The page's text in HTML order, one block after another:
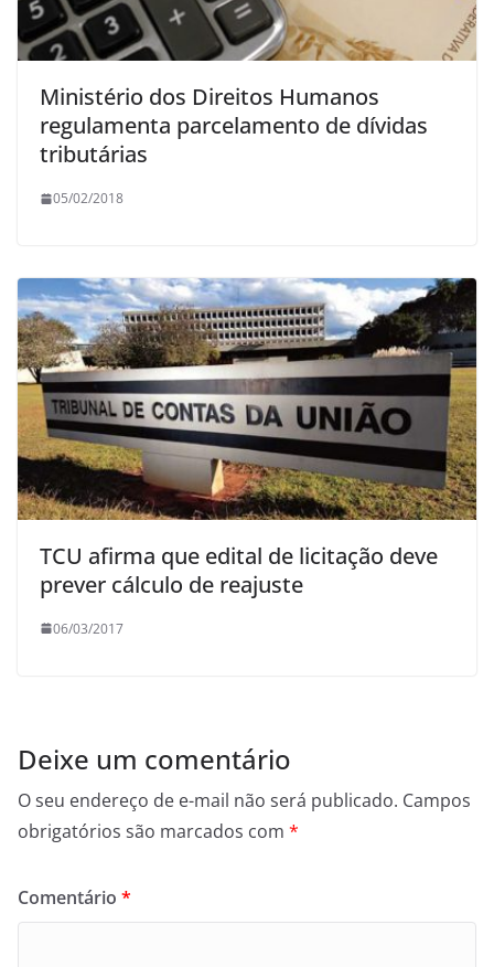
Ministério dos Direitos Humanos
regulamenta parcelamento de dívidas
tributárias
05/02/2018
TCU afirma que edital de licitação deve
prever cálculo de reajuste
06/03/2017
Deixe um comentário
O seu endereço de e-mail não será publicado. Campos
obrigatórios são marcados com *
Comentário *